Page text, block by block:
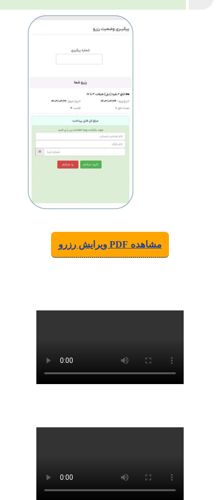
مشاهده PDF ویرایش رزرو